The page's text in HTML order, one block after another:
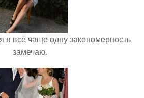
я всё чаще одну закономерность
замечаю.